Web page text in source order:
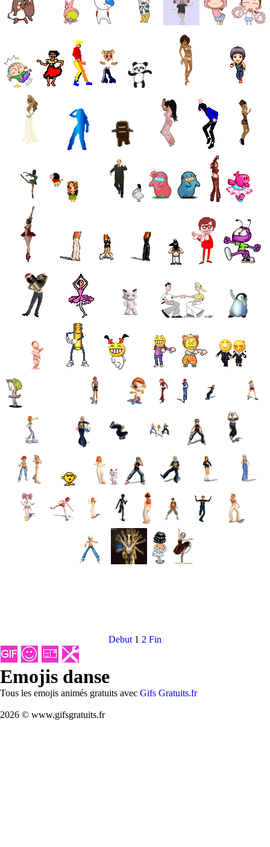
Debut 1 2 Fin
Emojis danse
Tous les emojis animés gratuits avec Gifs Gratuits.fr
2026 © www.gifsgratuits.fr